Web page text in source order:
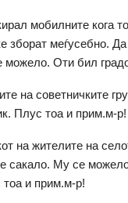
мобилните кога
зборат меѓусебно.
Оти бил
на советничките
Плус тоа и прим.м-р!
на жителите на
сакало. Му се
тоа и прим.м-р!